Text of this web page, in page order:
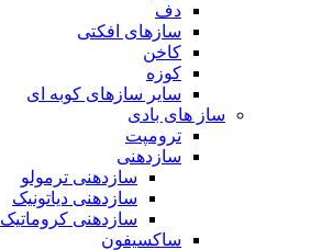
دف
سازهای افکتی
کاخن
کوزه
سایر سازهای کوبه ای
ساز های بادی
ترومپت
سازدهنی
سازدهنی ترمولو
سازدهنی دیاتونیک
سازدهنی کروماتیک
ساکسیفون